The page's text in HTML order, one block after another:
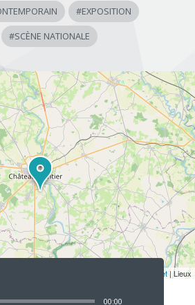
#EXPOSITION
#SCÈNE NATIONALE
Leaflet | Lieux
00:00